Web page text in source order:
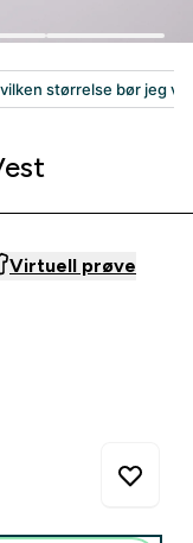
Virtuell prøve